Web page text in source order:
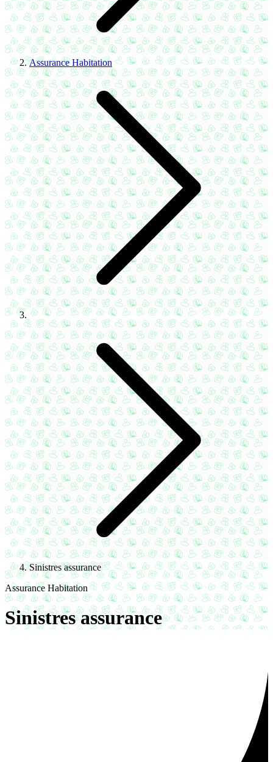
Assurance Habitation
Sinistres assurance
Assurance Habitation
Sinistres assurance